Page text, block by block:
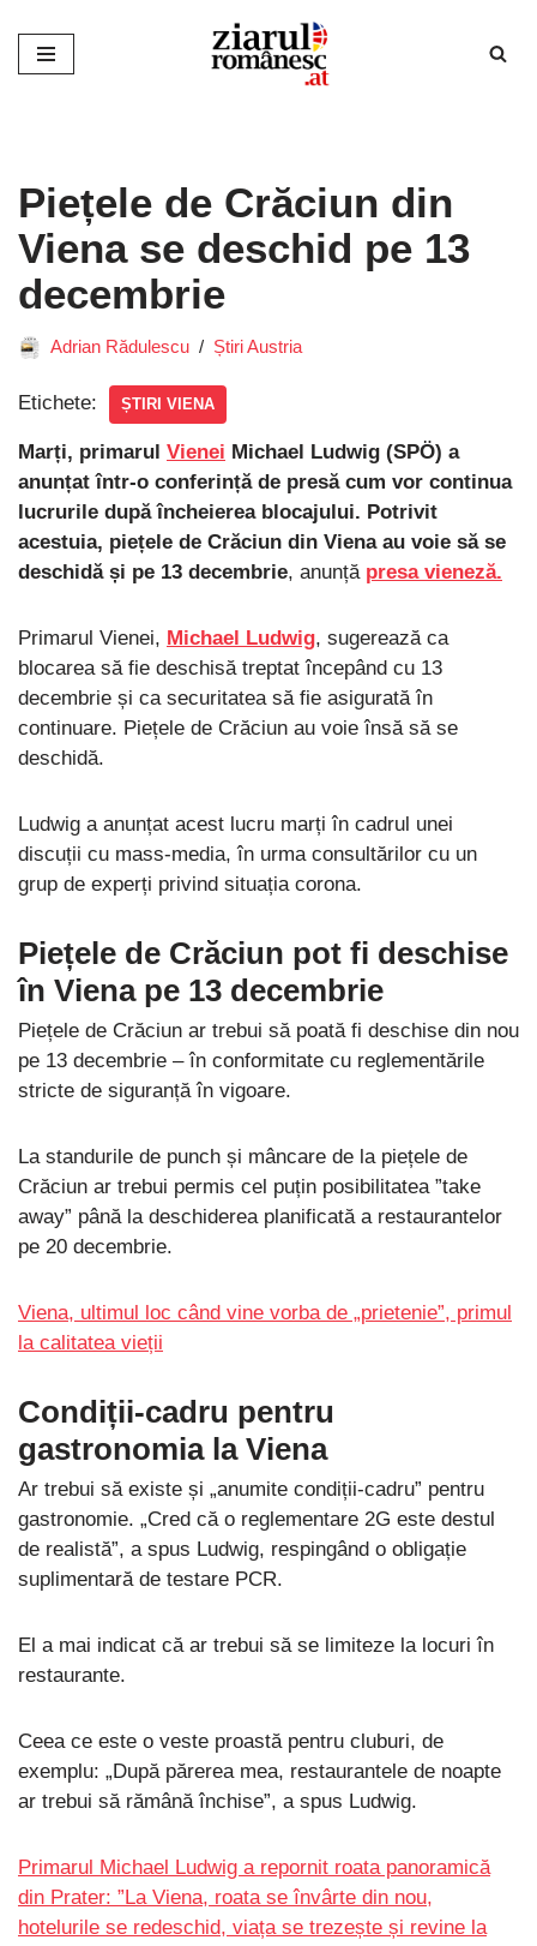
Sari
Piețele de Crăciun din
Viena se deschid pe 13
decembrie
Adrian Rădulescu Știri Austria
Etichete: ȘTIRI VIENA
Marți, primarul Vienei Michael Ludwig (SPÖ) a
anunțat într-o conferință de presă cum vor continua
lucrurile după încheierea blocajului. Potrivit
acestuia, piețele de Crăciun din Viena au voie să se
deschidă și pe 13 decembrie, anunță presa vieneză.
Primarul Vienei, Michael Ludwig, sugerează ca
blocarea să fie deschisă treptat începând cu 13
decembrie și ca securitatea să fie asigurată în
continuare. Piețele de Crăciun au voie însă să se
deschidă.
Ludwig a anunțat acest lucru marți în cadrul unei
discuții cu mass-media, în urma consultărilor cu un
grup de experți privind situația corona.
Piețele de Crăciun pot fi deschise
în Viena pe 13 decembrie
Piețele de Crăciun ar trebui să poată fi deschise din nou
pe 13 decembrie – în conformitate cu reglementările
stricte de siguranță în vigoare.
La standurile de punch și mâncare de la piețele de
Crăciun ar trebui permis cel puțin posibilitatea ”take
away” până la deschiderea planificată a restaurantelor
pe 20 decembrie.
Viena, ultimul loc când vine vorba de „prietenie”, primul
la calitatea vieții
Condiții-cadru pentru
gastronomia la Viena
Ar trebui să existe și „anumite condiții-cadru” pentru
gastronomie. „Cred că o reglementare 2G este destul
de realistă”, a spus Ludwig, respingând o obligație
suplimentară de testare PCR.
El a mai indicat că ar trebui să se limiteze la locuri în
restaurante.
Ceea ce este o veste proastă pentru cluburi, de
exemplu: „După părerea mea, restaurantele de noapte
ar trebui să rămână închise”, a spus Ludwig.
Primarul Michael Ludwig a repornit roata panoramică
din Prater: ”La Viena, roata se învârte din nou,
hotelurile se redeschid, viața se trezește și revine la